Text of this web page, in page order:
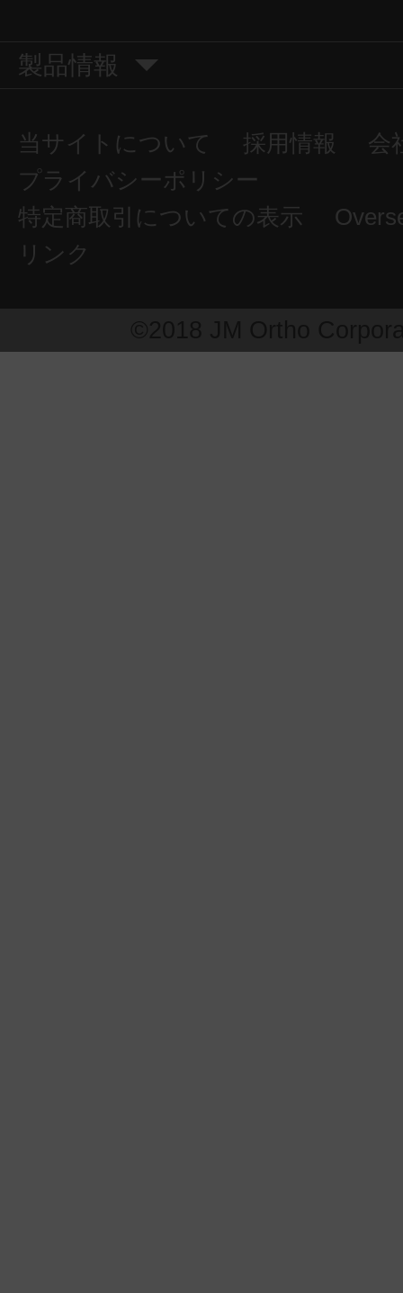
製品情報
当サイトについて 採用情報
会
プライバシーポリシー
特定商取引についての表示
リンク